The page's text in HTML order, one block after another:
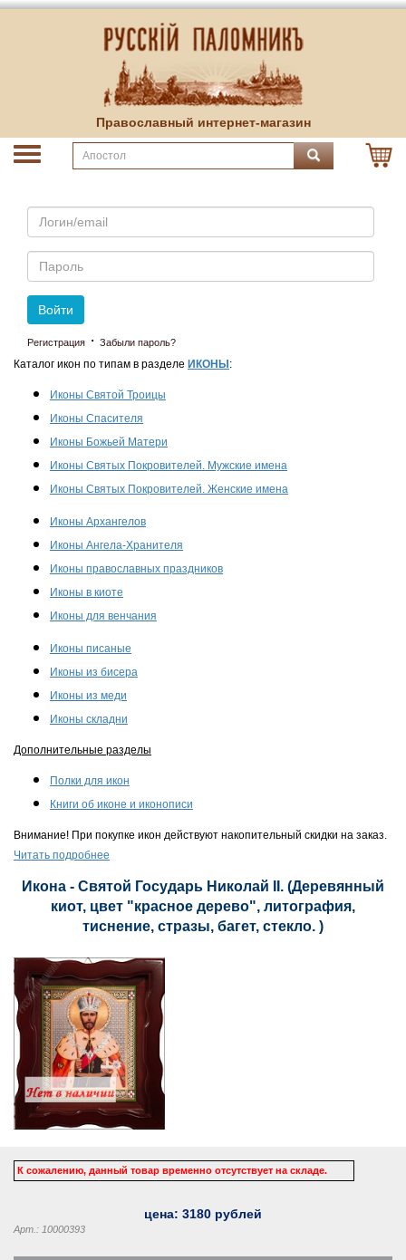
Православный интернет-магазин
Email
Пароль
Войти
Регистрация · Забыли пароль?
Каталог икон по типам в разделе ИКОНЫ :
Иконы Святой Троицы
Иконы Спасителя
Иконы Божьей Матери
Иконы Святых Покровителей. Мужские имена
Иконы Святых Покровителей. Женские имена
Иконы Архангелов
Иконы Ангела-Хранителя
Иконы православных праздников
Иконы в киоте
Иконы для венчания
Иконы писаные
Иконы из бисера
Иконы из меди
Иконы складни
Дополнительные разделы
Полки для икон
Книги об иконе и иконописи
Внимание! При покупке икон действуют накопительный скидки на заказ.
Читать подробнее
Икона - Святой Государь Николай II. (Деревянный
киот, цвет "красное дерево", литография,
тиснение, стразы, багет, стекло. )
К сожалению, данный товар временно отсутствует на складе.
цена: 3180 рублей
Арт.: 10000393